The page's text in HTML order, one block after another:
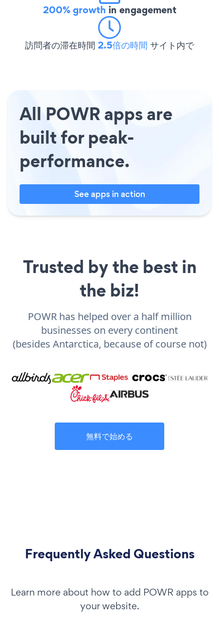
200% growth in engagement
訪問者の滞在時間 2.5倍の時間 サイト内で
All POWR apps are
built for peak-
performance.
See apps in action
Trusted by the best in
the biz!
POWR has helped over a half million
businesses on every continent
(besides Antarctica, because of course not)
無料で始める
Frequently Asked Questions
Learn more about how to add POWR apps to
your website.